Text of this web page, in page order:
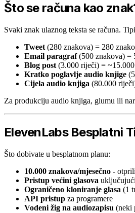
Što se računa kao
Svaki znak ulaznog teksta se računa.
Tweet (280 znakova) = 280
Email paragraf(500 znakova) =
Blog post (3.000 riječi) =
Kratko poglavlje audio knjige
Cijela audio knjiga (80.000
Za produkciju audio knjiga, glumu ili
ElevenLabs Besplatni
Što dobivate u besplatnom planu:
10.000 znakova/mjesečno -
Pristup većini glasova
Ograničeno kloniranje glasa (1
API pristup za programere
Vodeni žig na audiozapisu (neki